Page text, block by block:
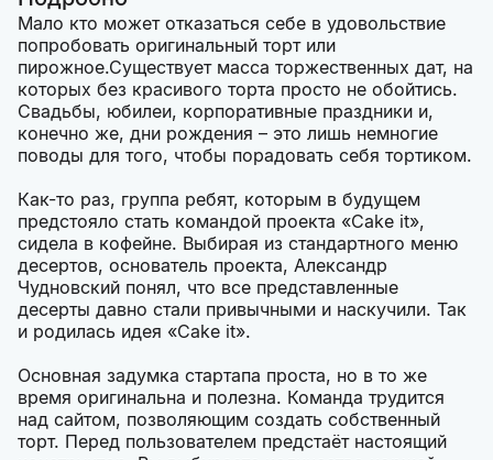
Мало кто может отказаться себе в удовольствие
попробовать оригинальный торт или
пирожное.Существует масса торжественных дат, на
которых без красивого торта просто не обойтись.
Свадьбы, юбилеи, корпоративные праздники и,
конечно же, дни рождения – это лишь немногие
поводы для того, чтобы порадовать себя тортиком.
Как-то раз, группа ребят, которым в будущем
предстояло стать командой проекта «Cake it»,
сидела в кофейне. Выбирая из стандартного меню
десертов, основатель проекта, Александр
Чудновский понял, что все представленные
десерты давно стали привычными и наскучили. Так
и родилась идея «Cake it».
Основная задумка стартапа проста, но в то же
время оригинальна и полезна. Команда трудится
над сайтом, позволяющим создать собственный
торт. Перед пользователем предстаёт настоящий